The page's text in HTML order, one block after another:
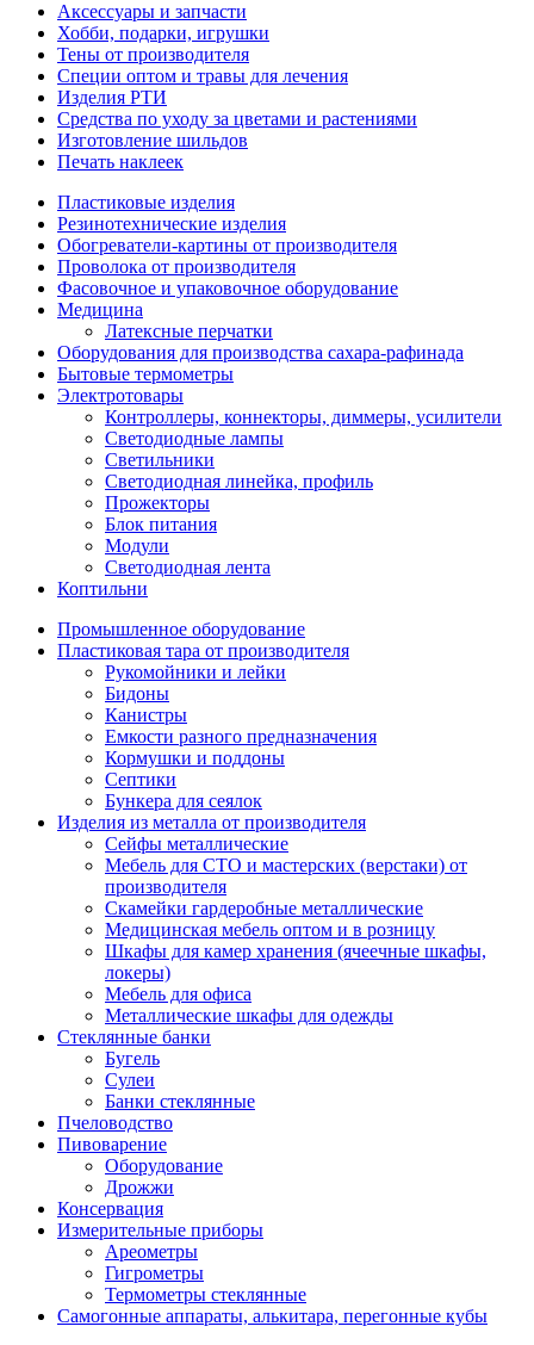
Аксессуары и запчасти
Хобби, подарки, игрушки
Тены от производителя
Специи оптом и травы для лечения
Изделия РТИ
Средства по уходу за цветами и растениями
Изготовление шильдов
Печать наклеек
Пластиковые изделия
Резинотехнические изделия
Обогреватели-картины от производителя
Проволока от производителя
Фасовочное и упаковочное оборудование
Медицина
Латексные перчатки
Оборудования для производства сахара-рафинада
Бытовые термометры
Электротовары
Контроллеры, коннекторы, диммеры, усилители
Светодиодные лампы
Светильники
Светодиодная линейка, профиль
Прожекторы
Блок питания
Модули
Светодиодная лента
Коптильни
Промышленное оборудование
Пластиковая тара от производителя
Рукомойники и лейки
Бидоны
Канистры
Емкости разного предназначения
Кормушки и поддоны
Септики
Бункера для сеялок
Изделия из металла от производителя
Сейфы металлические
Мебель для СТО и мастерских (верстаки) от
производителя
Скамейки гардеробные металлические
Медицинская мебель оптом и в розницу
Шкафы для камер хранения (ячеечные шкафы,
локеры)
Мебель для офиса
Металлические шкафы для одежды
Стеклянные банки
Бугель
Сулеи
Банки стеклянные
Пчеловодство
Пивоварение
Оборудование
Дрожжи
Консервация
Измерительные приборы
Ареометры
Гигрометры
Термометры стеклянные
Самогонные аппараты, алькитара, перегонные кубы